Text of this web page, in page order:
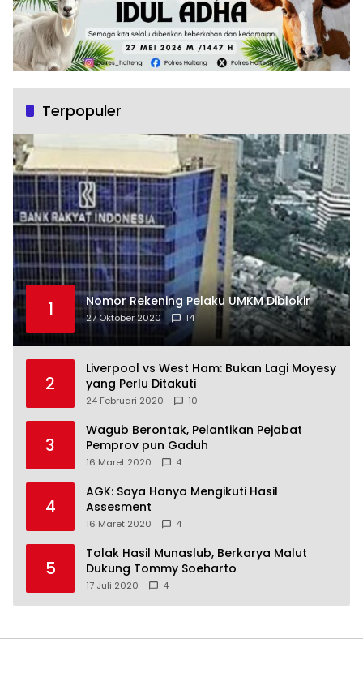
Terpopuler
1 Nomor Rekening Pelaku UMKM Diblokir
27 Oktober 2020 14
2
Liverpool vs West Ham: Bukan Lagi Moyesy
yang Perlu Ditakuti
24 Februari 2020 10
3
Wagub Berontak, Pelantikan Pejabat
Pemprov pun Gaduh
16 Maret 2020 4
4
AGK: Saya Hanya Mengikuti Hasil
Assesment
16 Maret 2020 4
5
Tolak Hasil Munaslub, Berkarya Malut
Dukung Tommy Soeharto
17 Juli 2020 4